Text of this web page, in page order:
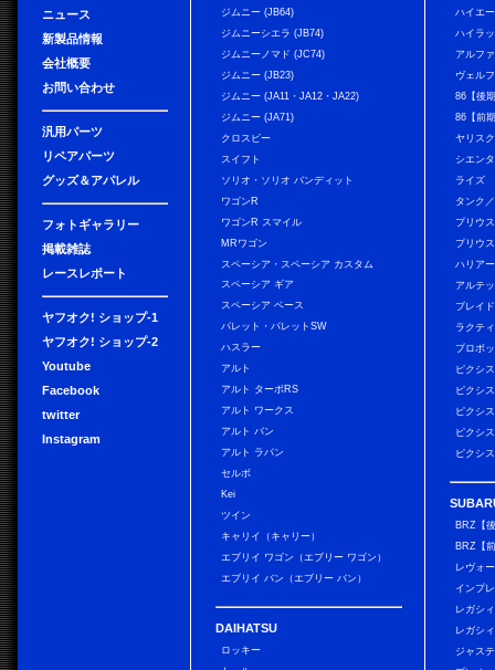
ニュース
新製品情報
会社概要
お問い合わせ
汎用パーツ
リペアパーツ
グッズ＆アパレル
フォトギャラリー
掲載雑誌
レースレポート
ヤフオク! ショップ-1
ヤフオク! ショップ-2
Youtube
Facebook
twitter
Instagram
ジムニー (JB64)
ジムニーシエラ (JB74)
ジムニーノマド (JC74)
ジムニー (JB23)
ジムニー (JA11・JA12・JA22)
ジムニー (JA71)
クロスビー
スイフト
ソリオ・ソリオ バンディット
ワゴンR
ワゴンR スマイル
MRワゴン
スペーシア・スペーシア カスタム
スペーシア ギア
スペーシア ベース
パレット・パレットSW
ハスラー
アルト
アルト ターボRS
アルト ワークス
アルト バン
アルト ラパン
セルボ
Kei
ツイン
キャリイ（キャリー）
エブリイ ワゴン（エブリー ワゴン）
エブリイ バン（エブリー バン）
DAIHATSU
ロッキー
ハイエ
ハイラ
アルフ
ヴェル
86【後
86【前
ヤリス
シエンタ
ライズ
タンク
プリウス
プリウ
ハリアー
アルテ
ブレイド
ラクテ
プロボ
ピクシ
ピクシ
ピクシ
ピクシ
ピクシ
BRZ【
BRZ【
レヴォ
インプ
レガシ
レガシ
ジャス